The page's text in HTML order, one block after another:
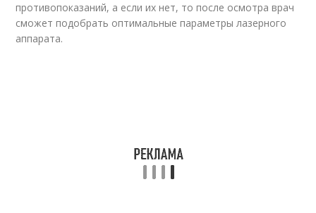
противопоказаний, а если их нет, то после осмотра врач
сможет подобрать оптимальные параметры лазерного
аппарата.